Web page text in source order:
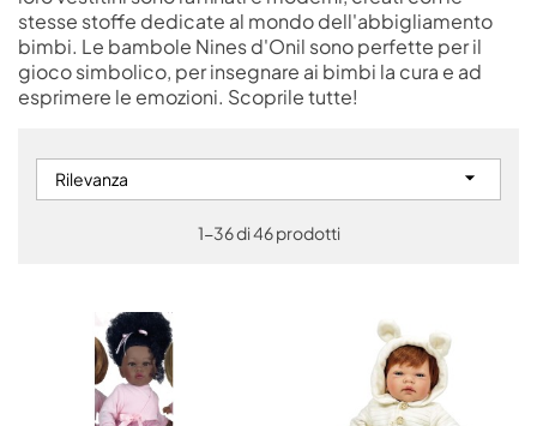
stesse stoffe dedicate al mondo dell'abbigliamento
bimbi. Le bambole Nines d'Onil sono perfette per il
gioco simbolico, per insegnare ai bimbi la cura e ad
esprimere le emozioni. Scoprile tutte!
Rilevanza 
1-36 di 46 prodotti